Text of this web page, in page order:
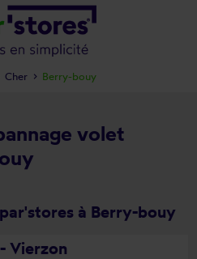
volet
à Berry-bouy
Vierzon
Cher Berry-bouy